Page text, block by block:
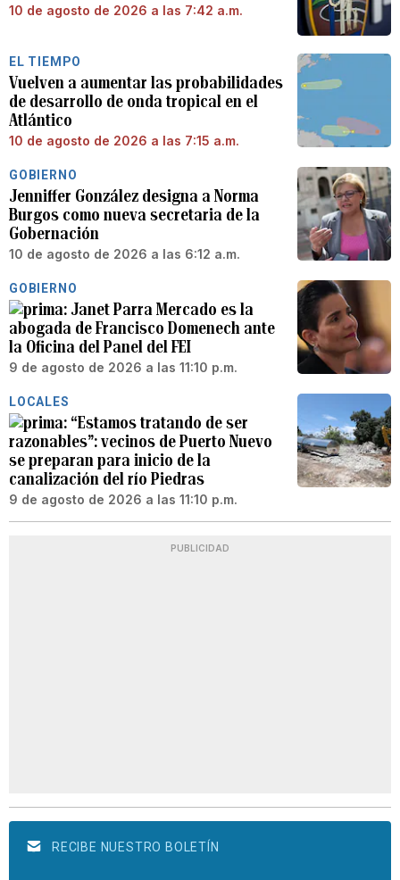
10 de agosto de 2026 a las 7:42 a.m.
EL TIEMPO
Vuelven a aumentar las probabilidades
de desarrollo de onda tropical en el
Atlántico
10 de agosto de 2026 a las 7:15 a.m.
GOBIERNO
Jenniffer González designa a Norma
Burgos como nueva secretaria de la
Gobernación
10 de agosto de 2026 a las 6:12 a.m.
GOBIERNO
Janet Parra Mercado es la
abogada de Francisco Domenech ante
la Oficina del Panel del FEI
9 de agosto de 2026 a las 11:10 p.m.
LOCALES
“Estamos tratando de ser
razonables”: vecinos de Puerto Nuevo
se preparan para inicio de la
canalización del río Piedras
9 de agosto de 2026 a las 11:10 p.m.
PUBLICIDAD
RECIBE NUESTRO BOLETÍN